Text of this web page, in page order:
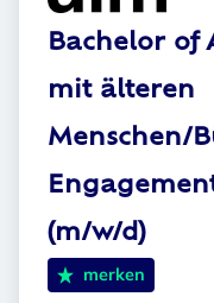
Bachelor of
mit älteren
Menschen/
(m/w/d)
merken